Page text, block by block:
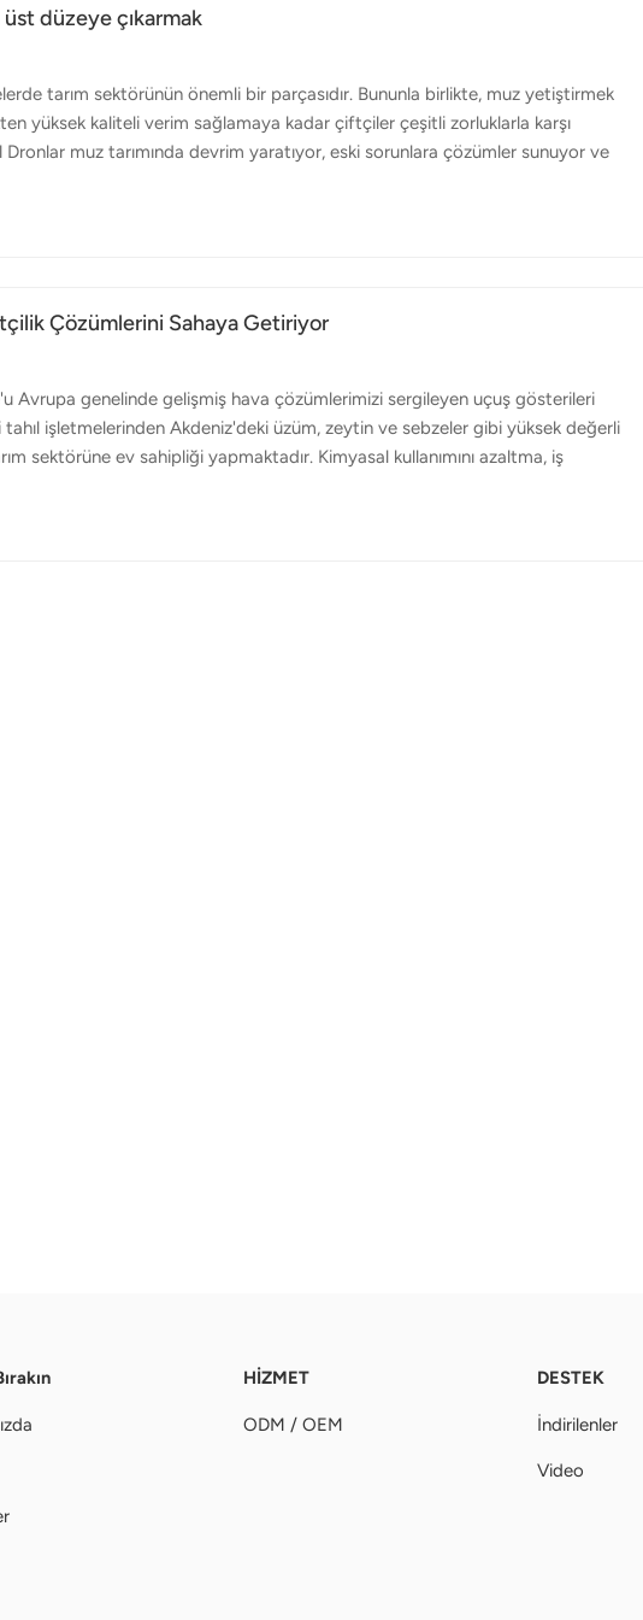
düzeye çıkarmak
tarım sektörünün önemli bir parçasıdır. Bununla birlikte, muz yetiştirmek
yüksek kaliteli verim sağlamaya kadar çiftçiler çeşitli zorluklarla karşı
Dronlar muz tarımında devrim yaratıyor, eski sorunlara çözümler sunuyor ve
daha etkili ve verimli bir şekilde yönetmelerine yardımcı olarak daha
ana zorluklardan biri haşere ve hasta...
Çözümlerini Sahaya Getiriyor
Avrupa genelinde gelişmiş hava çözümlerimizi sergileyen uçuş gösterileri
işletmelerinden Akdeniz'deki üzüm, zeytin ve sebzeler gibi yüksek değerli
sektörüne ev sahipliği yapmaktadır. Kimyasal kullanımını azaltma, iş
FP700 tarım drone'u 60L püskürtme tankı kapasitesi, 70kg maksimum
çift 20000mAh pil sistemine sahiptir ve bu zorlukların üstesinden gelmek
HİZMET
ODM / OEM
DESTEK
İndirilenler
Video